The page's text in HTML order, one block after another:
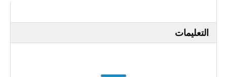
التعليمات